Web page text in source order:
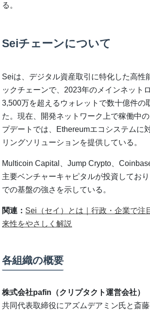
る。
Seiチェーンについて
Seiは、デジタル資産取引に特化した高性
ックチェーンで、2023年のメインネット
3,500万を超えるウォレットで数十億件の
た。現在、開発ネットワーク上で稼働中
プデートでは、Ethereumエコシステムに
リングソリューションを提供している。
Multicoin Capital、Jump Crypto、
主要ベンチャーキャピタルが投資してお
での基盤の強さを示している。
関連： Sei（セイ）とは｜行政・企業で注
来性をやさしく解説
各組織の概要
株式会社pafin（クリプタクト運営会社）
共同代表取締役にアズムデアミン氏と斎